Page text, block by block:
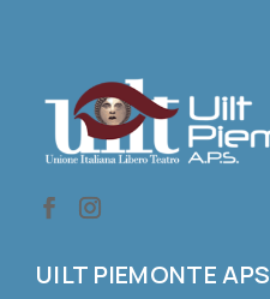
UILT PIEMONTE APS